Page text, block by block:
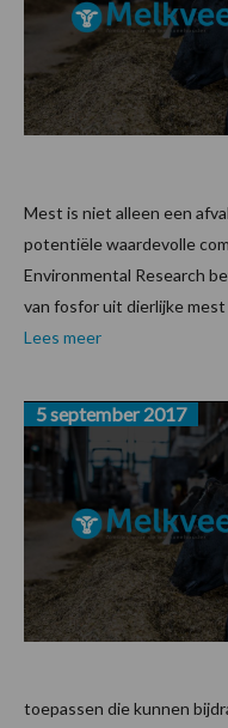
Mest is niet alleen een
potentiële waardevolle
Environmental Research
van fosfor uit dierlijke mest
Lees meer
5 september 2017
toepassen die kunnen